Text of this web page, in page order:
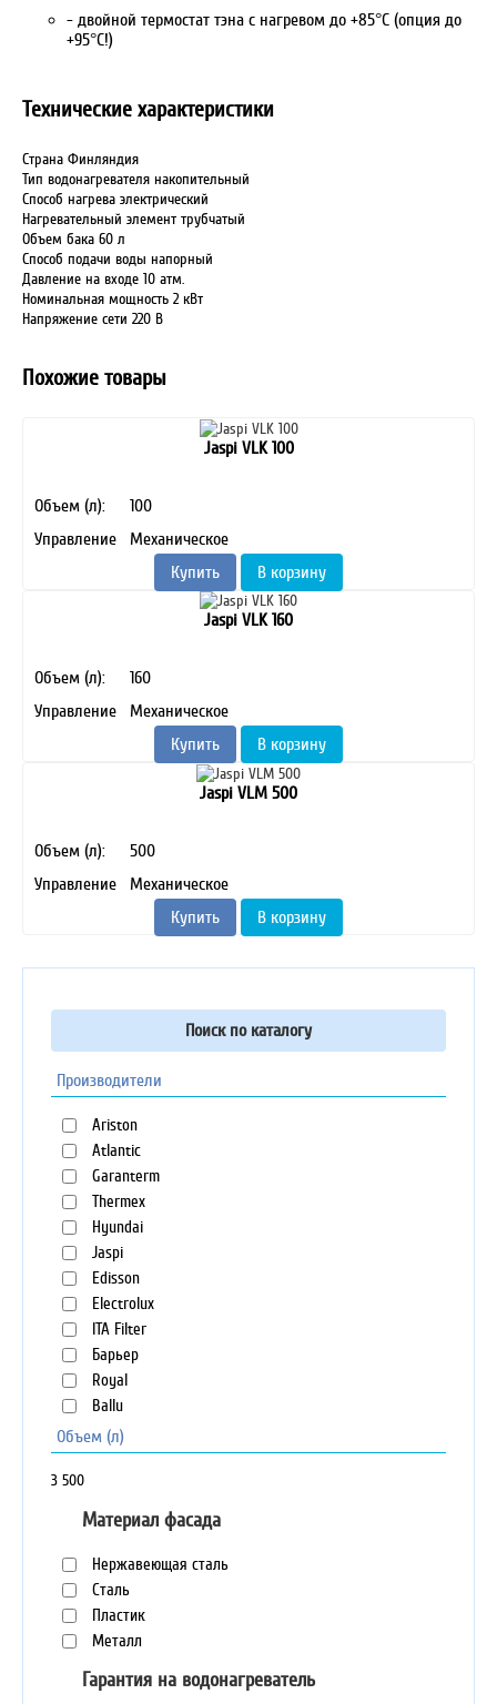
- двойной термостат тэна с нагревом до +85°С (опция до
+95°С!)
Технические характеристики
Страна Финляндия
Тип водонагревателя накопительный
Способ нагрева электрический
Нагревательный элемент трубчатый
Объем бака 60 л
Способ подачи воды напорный
Давление на входе 10 атм.
Номинальная мощность 2 кВт
Напряжение сети 220 В
Похожие товары
Jaspi VLK 100
Объем (л):
100
Управление
Механическое
Купить
В корзину
Jaspi VLK 160
Объем (л):
160
Управление
Механическое
Купить
В корзину
Jaspi VLM 500
Объем (л):
500
Управление
Механическое
Купить
В корзину
Поиск по каталогу
Производители
Ariston
Atlantic
Garanterm
Thermex
Hyundai
Jaspi
Edisson
Electrolux
ITA Filter
Барьер
Royal
Ballu
Объем (л)
3 500
Материал фасада
Нержавеющая сталь
Сталь
Пластик
Металл
Гарантия на водонагреватель